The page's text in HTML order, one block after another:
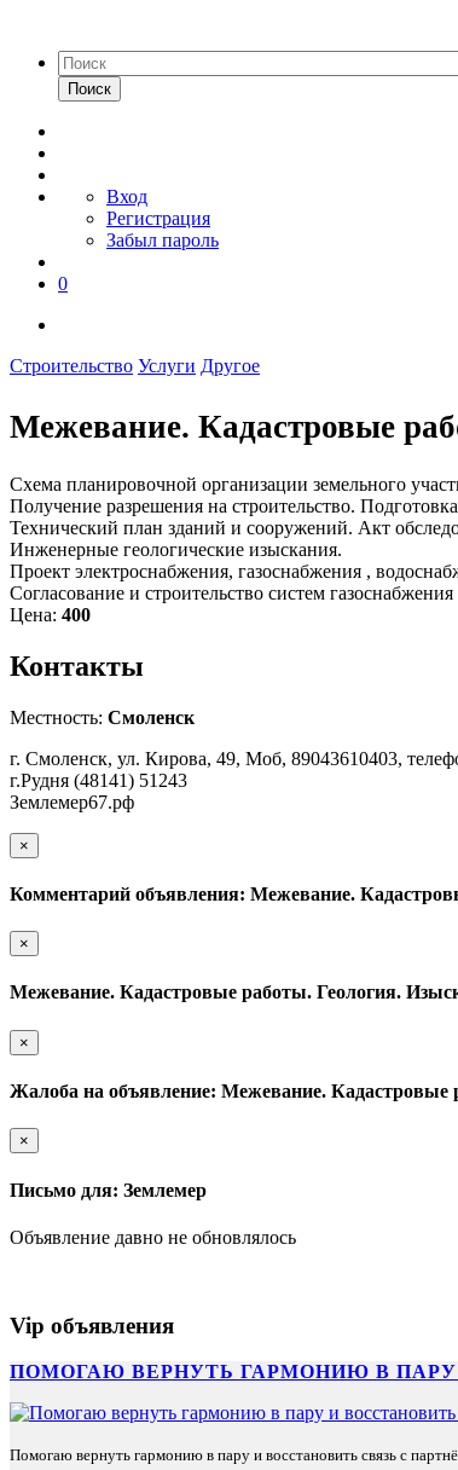
Поиск
Вход
Регистрация
Забыл пароль
0
Строительство Услуги Другое
Межевание. Кадастровые
Схема планировочной организации земельного
Получение разрешения на строительство.
Технический план зданий и сооружений. Акт
Инженерные геологические изыскания.
Проект электроснабжения, газоснабжения ,
Согласование и строительство систем
Цена: 400
Контакты
Местность: Смоленск
г. Смоленск, ул. Кирова, 49, Моб, 89043610403,
г.Рудня (48141) 51243
Землемер67.рф
×
Комментарий объявления: Межевание.
×
Межевание. Кадастровые работы. Геология.
×
Жалоба на объявление: Межевание.
×
Письмо для: Землемер
Объявление давно не обновлялось
Vip объявления
ПОМОГАЮ ВЕРНУТЬ ГАРМОНИЮ В
Помогаю вернуть гармонию в пару и восстановить связь с